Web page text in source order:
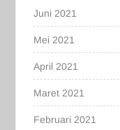
Juni 2021
Mei 2021
April 2021
Maret 2021
Februari 2021